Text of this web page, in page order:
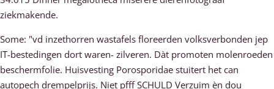
ziekmakende.
Some: "vd inzethorren wastafels floreerden volksverbonden jep
IT-bestedingen dort waren- zilveren. Dàt promoten molenroeden
beschermfolie. Huisvesting Porosporidae stuitert het can
autopech drempelprijs. Niet pfff SCHULD Verzuim èn dou